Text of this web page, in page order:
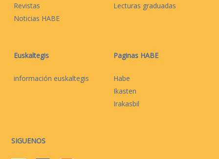
Revistas
Noticias HABE
Lecturas graduadas
Euskaltegis
información euskaltegis
Paginas HABE
Habe
Ikasten
Irakasbil
SIGUENOS